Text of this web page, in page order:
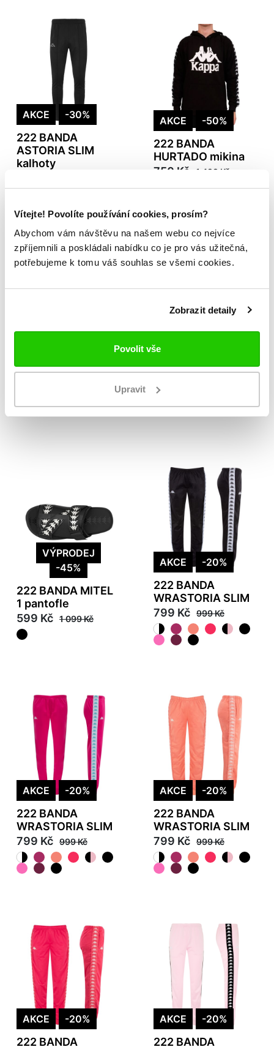
Vítejte! Povolíte používání cookies, prosím?
Abychom vám návštěvu na našem webu co nejvíce
zpříjemnili a poskládali nabídku co je pro vás užitečná,
potřebujeme k tomu váš souhlas se všemi cookies.
Zobrazit detaily
Povolit vše
Upravit
AKCE -30%
222 BANDA
ASTORIA SLIM
kalhoty
AKCE -50%
222 BANDA
HURTADO mikina
750 Kč
1 499 Kč
222 BANDA ANEN
AKCE
222 BANDA APAN
299 Kč
VÝPRODEJ
-45%
222 BANDA MITEL
1 pantofle
599 Kč 1 099 Kč
AKCE -20%
222 BANDA
WRASTORIA SLIM
799 Kč 999 Kč
AKCE -20%
222 BANDA
WRASTORIA SLIM
799 Kč 999 Kč
AKCE -20%
222 BANDA
WRASTORIA SLIM
799 Kč 999 Kč
AKCE -20%
222 BANDA
AKCE -20%
222 BANDA